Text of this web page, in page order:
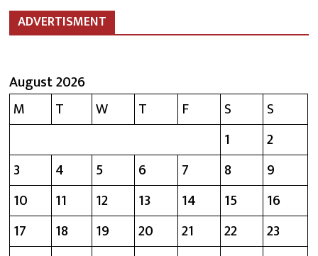
ADVERTISMENT
August 2026
M
T W T F S
S
1
2
3
4 5 6 7 8
9
10
11 12 13 14 15
16
17
18 19 20 21 22
23